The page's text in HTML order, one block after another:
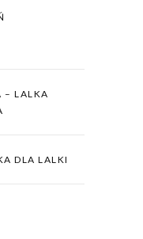
– LALKA
DLA LALKI